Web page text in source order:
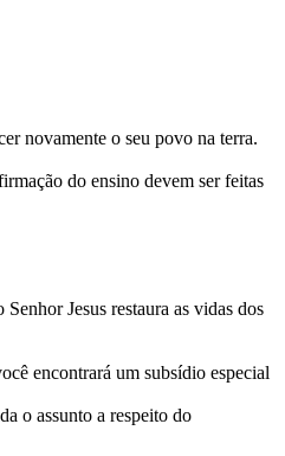
novamente o seu povo na terra.
do ensino devem ser feitas
Jesus restaura as vidas dos
encontrará um subsídio especial
o assunto a respeito do